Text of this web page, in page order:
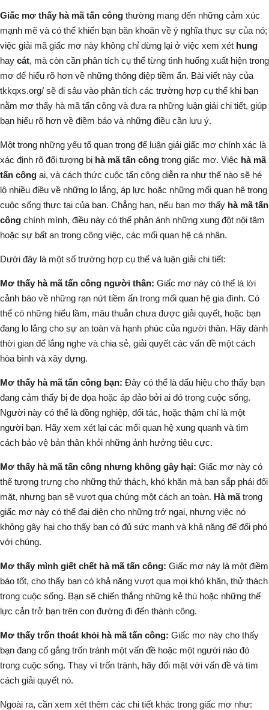
Giấc mơ thấy hà mã tấn công thường mang đến những cảm xúc
mạnh mẽ và có thể khiến bạn băn khoăn về ý nghĩa thực sự của nó;
việc giải mã giấc mơ này không chỉ dừng lại ở việc xem xét hung
hay cát, mà còn cần phân tích cụ thể từng tình huống xuất hiện trong
mơ để hiểu rõ hơn về những thông điệp tiềm ẩn. Bài viết này của
tkkqxs.org/ sẽ đi sâu vào phân tích các trường hợp cụ thể khi bạn
nằm mơ thấy hà mã tấn công và đưa ra những luận giải chi tiết, giúp
bạn hiểu rõ hơn về điềm báo và những điều cần lưu ý.
Một trong những yếu tố quan trọng để luận giải giấc mơ chính xác là
xác định rõ đối tượng bị hà mã tấn công trong giấc mơ. Việc hà mã
tấn công ai, và cách thức cuộc tấn công diễn ra như thế nào sẽ hé
lộ nhiều điều về những lo lắng, áp lực hoặc những mối quan hệ trong
cuộc sống thực tại của bạn. Chẳng hạn, nếu bạn mơ thấy hà mã tấn
công chính mình, điều này có thể phản ánh những xung đột nội tâm
hoặc sự bất an trong công việc, các mối quan hệ cá nhân.
Dưới đây là một số trường hợp cụ thể và luận giải chi tiết:
Mơ thấy hà mã tấn công người thân: Giấc mơ này có thể là lời
cảnh báo về những rạn nứt tiềm ẩn trong mối quan hệ gia đình. Có
thể có những hiểu lầm, mâu thuẫn chưa được giải quyết, hoặc bạn
đang lo lắng cho sự an toàn và hạnh phúc của người thân. Hãy dành
thời gian để lắng nghe và chia sẻ, giải quyết các vấn đề một cách
hòa bình và xây dựng.
Mơ thấy hà mã tấn công bạn: Đây có thể là dấu hiệu cho thấy bạn
đang cảm thấy bị đe dọa hoặc áp đảo bởi ai đó trong cuộc sống.
Người này có thể là đồng nghiệp, đối tác, hoặc thậm chí là một
người bạn. Hãy xem xét lại các mối quan hệ xung quanh và tìm
cách bảo vệ bản thân khỏi những ảnh hưởng tiêu cực.
Mơ thấy hà mã tấn công nhưng không gây hại: Giấc mơ này có
thể tượng trưng cho những thử thách, khó khăn mà bạn sắp phải đối
mặt, nhưng bạn sẽ vượt qua chúng một cách an toàn. Hà mãtrong
giấc mơ này có thể đại diện cho những trở ngại, nhưng việc nó
không gây hại cho thấy bạn có đủ sức mạnh và khả năng để đối phó
với chúng.
Mơ thấy mình giết chết hà mã tấn công: Giấc mơ này là một điềm
báo tốt, cho thấy bạn có khả năng vượt qua mọi khó khăn, thử thách
trong cuộc sống. Bạn sẽ chiến thắng những kẻ thù hoặc những thế
lực cản trở bạn trên con đường đi đến thành công.
Mơ thấy trốn thoát khỏi hà mã tấn công: Giấc mơ này cho thấy
bạn đang cố gắng trốn tránh một vấn đề hoặc một người nào đó
trong cuộc sống. Thay vì trốn tránh, hãy đối mặt với vấn đề và tìm
cách giải quyết nó.
Ngoài ra, cần xem xét thêm các chi tiết khác trong giấc mơ như: